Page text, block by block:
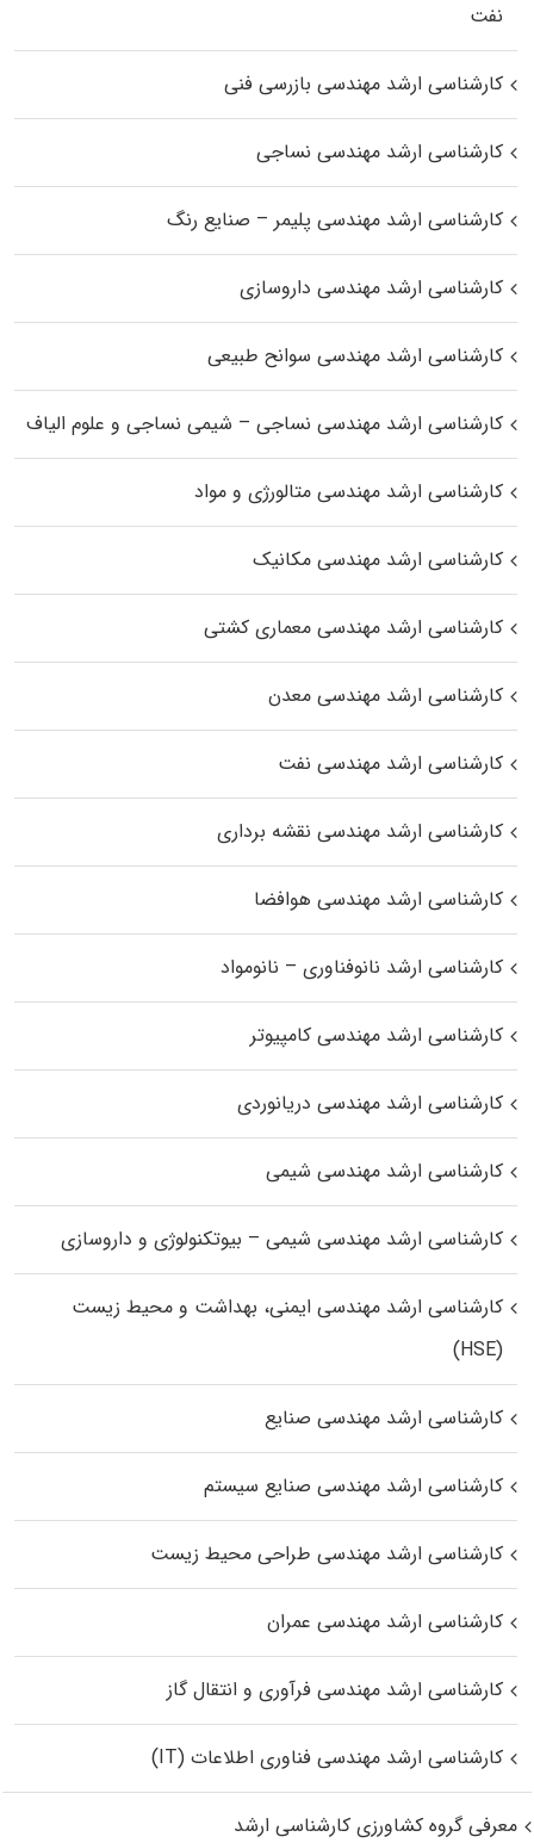
نفت
کارشناسی ارشد مهندسی بازرسی فنی
کارشناسی ارشد مهندسی نساجی
کارشناسی ارشد مهندسی پلیمر – صنایع رنگ
کارشناسی ارشد مهندسی داروسازی
کارشناسی ارشد مهندسی سوانح طبیعی
کارشناسی ارشد مهندسی نساجی – شیمی نساجی و علوم الیاف
کارشناسی ارشد مهندسی متالورژی و مواد
کارشناسی ارشد مهندسی مکانیک
کارشناسی ارشد مهندسی معماری کشتی
کارشناسی ارشد مهندسی معدن
کارشناسی ارشد مهندسی نفت
کارشناسی ارشد مهندسی نقشه برداری
کارشناسی ارشد مهندسی هوافضا
کارشناسی ارشد نانوفناوری – نانومواد
کارشناسی ارشد مهندسی کامپیوتر
کارشناسی ارشد مهندسی دریانوردی
کارشناسی ارشد مهندسی شیمی
کارشناسی ارشد مهندسی شیمی – بیوتکنولوژی و داروسازی
کارشناسی ارشد مهندسی ایمنی، بهداشت و محیط زیست
(HSE)
کارشناسی ارشد مهندسی صنایع
کارشناسی ارشد مهندسی صنایع سیستم
کارشناسی ارشد مهندسی طراحی محیط زیست
کارشناسی ارشد مهندسی عمران
کارشناسی ارشد مهندسی فرآوری و انتقال گاز
کارشناسی ارشد مهندسی فناوری اطلاعات (IT)
معرفی گروه کشاورزی کارشناسی ارشد